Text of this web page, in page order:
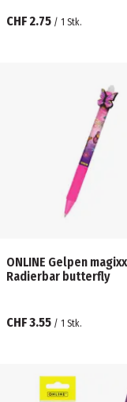
CHF 2.75 / 1 Stk.
ONLINE Gelpen
Radierbar butterfly
CHF 3.55 / 1 Stk.